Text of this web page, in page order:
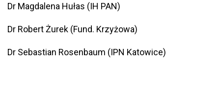
Dr Magdalena Hułas (IH PAN)
Dr Robert Żurek (Fund. Krzyżowa)
Dr Sebastian Rosenbaum (IPN Katowice)